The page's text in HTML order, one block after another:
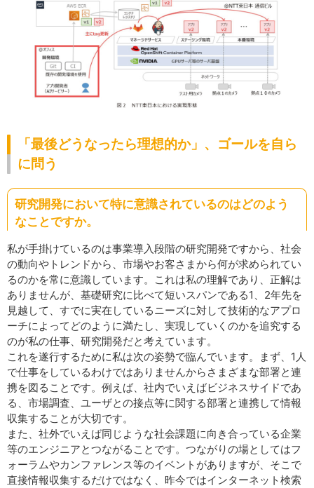
「最後どうなったら理想的か」、ゴールを自ら
に問う
研究開発において特に意識されているのはどのよう
なことですか。
私が手掛けているのは事業導入段階の研究開発ですから、社会
の動向やトレンドから、市場やお客さまから何が求められてい
るのかを常に意識しています。これは私の理解であり、正解は
ありませんが、基礎研究に比べて短いスパンである1、2年先を
見越して、すでに実在しているニーズに対して技術的なアプロ
ーチによってどのように満たし、実現していくのかを追究する
のが私の仕事、研究開発だと考えています。
これを遂行するために私は次の姿勢で臨んでいます。まず、1人
で仕事をしているわけではありませんからさまざまな部署と連
携を図ることです。例えば、社内でいえばビジネスサイドであ
る、市場調査、ユーザとの接点等に関する部署と連携して情報
収集することが大切です。
また、社外でいえば同じような社会課題に向き合っている企業
等のエンジニアとつながることです。つながりの場としてはフ
ォーラムやカンファレンス等のイベントがありますが、そこで
直接情報収集するだけではなく、昨今ではインターネット検索